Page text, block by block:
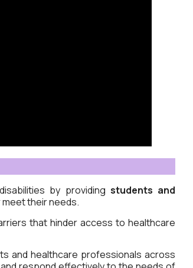
by providing students and
their needs.
that hinder access to healthcare
and healthcare professionals across